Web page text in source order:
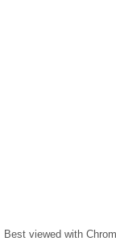
Best viewed with